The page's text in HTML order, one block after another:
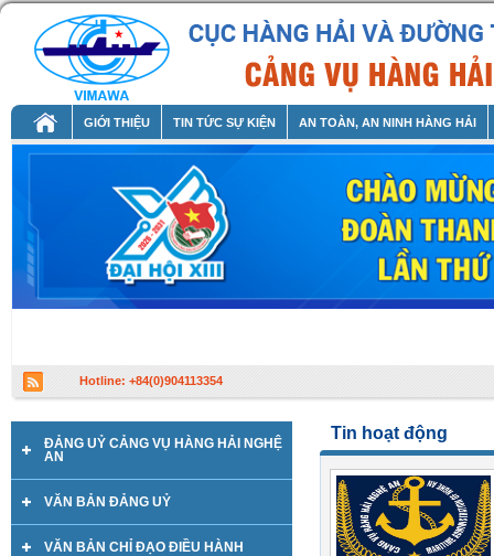
GIỚI THIỆU TIN TỨC SỰ KIỆN AN TOÀN, AN NINH HÀNG HẢI
Hotline: +84(0)904113354
ĐẢNG UỶ CẢNG VỤ HÀNG HẢI NGHỆ
AN
VĂN BẢN ĐẢNG UỶ
VĂN BẢN CHỈ ĐẠO ĐIỀU HÀNH
Tin hoạt động